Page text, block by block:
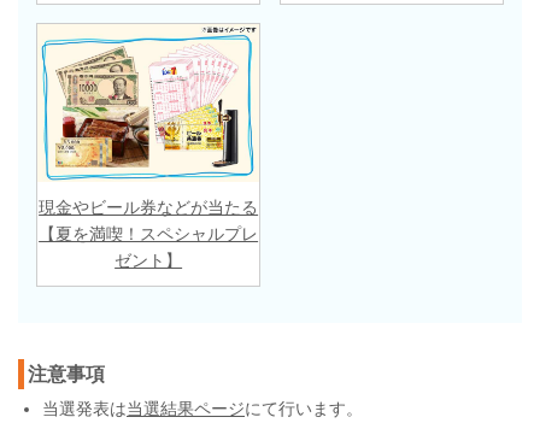
現金やビール券などが当たる
【夏を満喫！スペシャルプレ
ゼント】
注意事項
当選発表は当選結果ページにて行います。